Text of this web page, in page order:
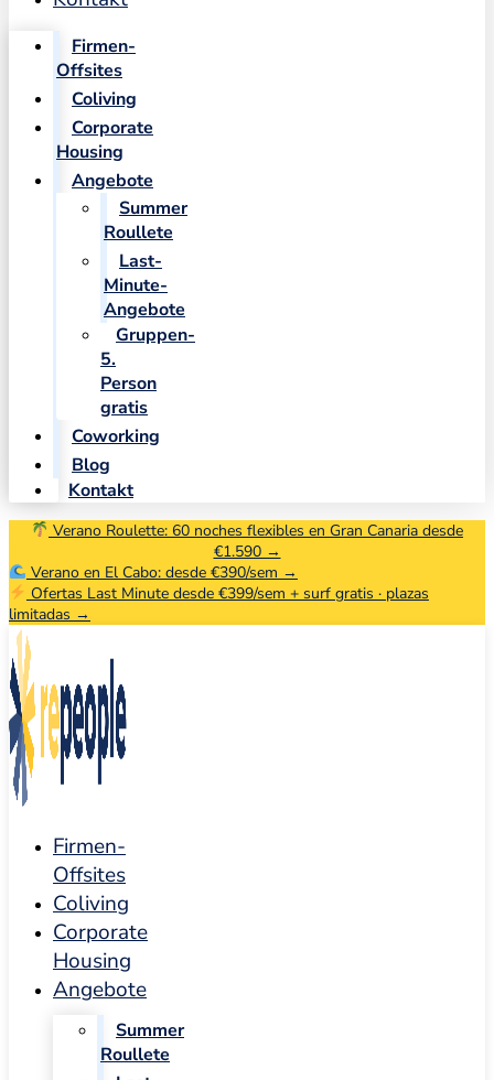
Firmen-
Offsites
Coliving
Corporate
Housing
Angebote
Summer
Roullete
Last-
Minute-
Angebote
Gruppen-
5.
Person
gratis
Coworking
Blog
Kontakt
Verano Roulette: 60 noches flexibles en Gran Canaria desde
€1.590 →
Verano en El Cabo: desde €390/sem →
Ofertas Last Minute desde €399/sem + surf gratis · plazas
limitadas →
Firmen-
Offsites
Coliving
Corporate
Housing
Angebote
Summer
Roullete